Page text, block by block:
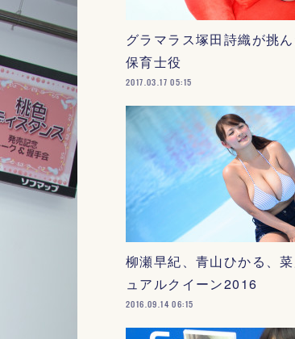
グラマラス塚田詩織が挑
保育士役
2017.03.17 05:15
柳瀬早紀、青山ひかる、
ュアルクイーン2016
2016.09.14 06:15